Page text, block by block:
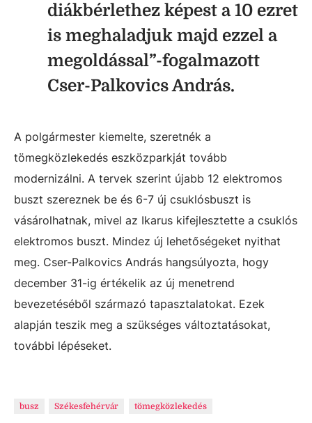
diákbérlethez képest a 10 ezret
is meghaladjuk majd ezzel a
megoldással”-fogalmazott
Cser-Palkovics András.
A polgármester kiemelte, szeretnék a
tömegközlekedés eszközparkját tovább
modernizálni. A tervek szerint újabb 12 elektromos
buszt szereznek be és 6-7 új csuklósbuszt is
vásárolhatnak, mivel az Ikarus kifejlesztette a csuklós
elektromos buszt. Mindez új lehetőségeket nyithat
meg. Cser-Palkovics András hangsúlyozta, hogy
december 31-ig értékelik az új menetrend
bevezetéséből származó tapasztalatokat. Ezek
alapján teszik meg a szükséges változtatásokat,
további lépéseket.
busz Székesfehérvár tömegközlekedés